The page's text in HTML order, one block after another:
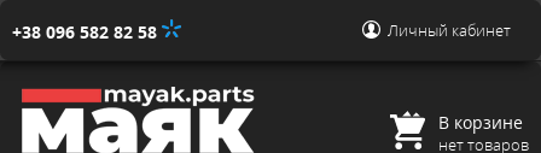
+38 096 582 82 58 Личный кабинет
В корзине
нет товаров